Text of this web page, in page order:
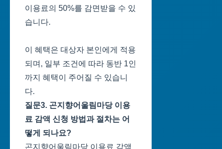
이용료의 50%를 감면받을 수 있
습니다.
이 혜택은 대상자 본인에게 적용
되며, 일부 조건에 따라 동반 1인
까지 혜택이 주어질 수 있습니
다.
질문3. 곤지향어울림마당 이용
료 감액 신청 방법과 절차는 어
떻게 되나요?
곤지향어울림마당 이용료 감액